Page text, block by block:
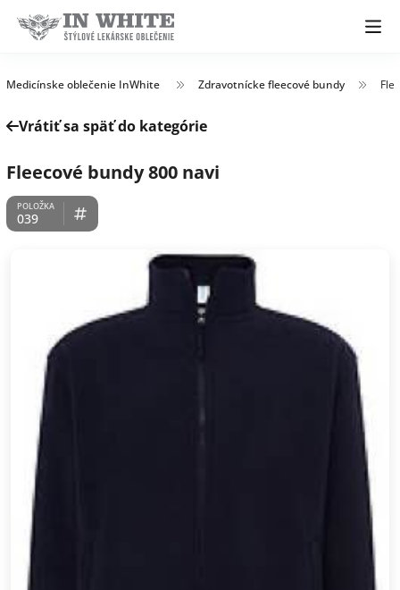
Medicínske oblečenie InWhite Zdravotnícke fleecové bundy
Vrátiť sa späť do kategórie
Fleecové bundy 800 navi
039